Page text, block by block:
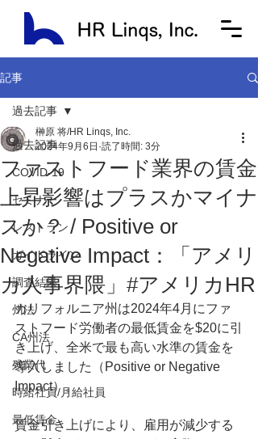
記事
過去記事
COVID-19
セミナー
レストラン
ガイドライン
調査結果
州法
CA州法
残業代
時給社員/月給社員
最低賃金
過去記事
ファストフード業界の賃金
上昇影響はプラスかマイナ
スか？ / Positive or
Negative Impact：「アメリ
カ人事界隈」#アメリカHR
榊原 将/HR Linqs, Inc.
2024年9月6日 読了時間: 3分
カリフォルニア州は2024年4月にファ
ストフード労働者の最低賃金を$20に引
き上げ、全米で最も高い水準の賃金を
導入しました（Positive or Negative
Impact）。
賃金引き上げにより、雇用が減少する